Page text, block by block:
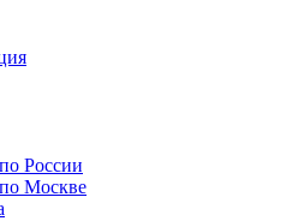
России
Москве